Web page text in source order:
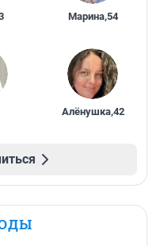
Марина,54
Алёнушка,42